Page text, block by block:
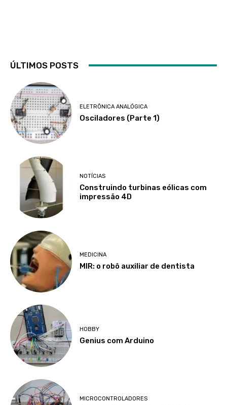
ÚLTIMOS POSTS
ELETRÔNICA ANALÓGICA
Osciladores (Parte 1)
NOTÍCIAS
Construindo turbinas eólicas com
impressão 4D
MEDICINA
MIR: o robô auxiliar de dentista
HOBBY
Genius com Arduino
MICROCONTROLADORES